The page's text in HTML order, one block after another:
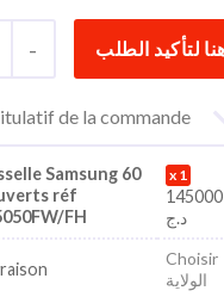
-
de la commande
Samsung 60
réf
FH
1
145000
د.ج
Choisir
الولاية